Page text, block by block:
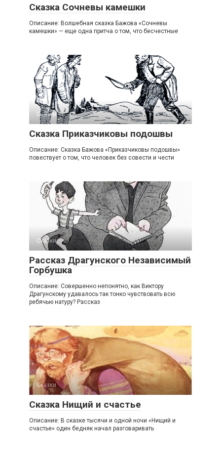
Сказка Сочневы камешки
Описание: Волшебная сказка Бажова «Сочневы
камешки» — еще одна притча о том, что бесчестные
Сказки
Сказка Приказчиковы подошвы
Описание: Сказка Бажова «Приказчиковы подошвы»
повествует о том, что человек без совести и чести
Сказки
Рассказ Драгунского Независимый
Горбушка
Описание: Совершенно непонятно, как Виктору
Драгунскому удавалось так тонко чувствовать всю
ребячью натуру? Рассказ
Сказки
Сказка Нищий и счастье
Описание: В сказке тысячи и одной ночи «Нищий и
счастье» один бедняк начал разговаривать